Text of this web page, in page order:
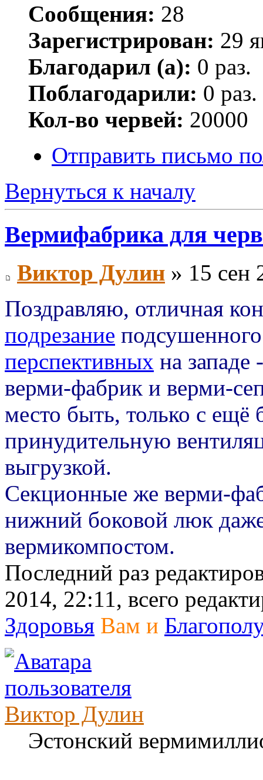
Сообщения: 28
Зарегистрирован: 29
Благодарил (а): 0 раз.
Поблагодарили: 0 раз.
Кол-во червей: 20000
Отправить письмо
Вернуться к началу
Вермифабрика для
Виктор Дулин » 15 сен
Поздравляю, отличная
подрезание
перспективных на западе
верми-фабрик и верми-
место быть, только с
принудительную
выгрузкой.
Секционные же верми-
нижний боковой люк
вермикомпостом.
Последний раз
2014, 22:11, всего
Здоровья Вам и
Виктор Дулин
Эстонский